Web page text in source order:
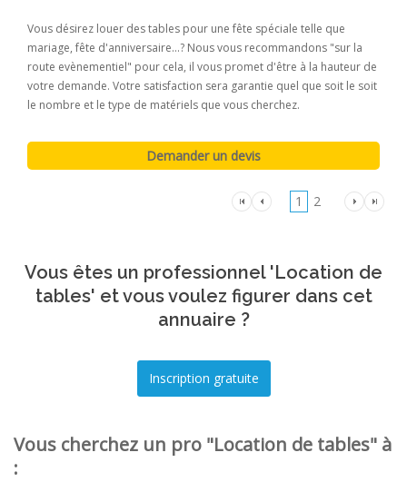
Vous désirez louer des tables pour une fête spéciale telle que
mariage, fête d'anniversaire...? Nous vous recommandons "sur la
route evènementiel" pour cela, il vous promet d'être à la hauteur de
votre demande. Votre satisfaction sera garantie quel que soit le soit
le nombre et le type de matériels que vous cherchez.
1 2
Vous êtes un professionnel 'Location de
tables' et vous voulez figurer dans cet
annuaire ?
Vous cherchez un pro "Location de tables" à
: